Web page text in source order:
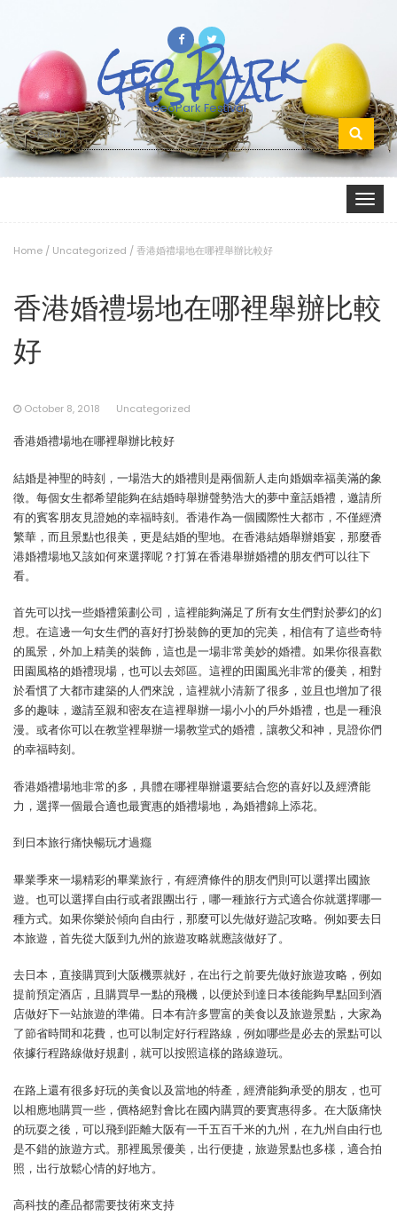
Geo Park
Festival
GeoPark Festival
Search
for:
Toggle
Home / Uncategorized /香港婚禮場地在哪裡舉辦比較好
香港婚禮場地在哪裡舉辦比較
好
October 8, 2018 Uncategorized
香港婚禮場地在哪裡舉辦比較好
結婚是神聖的時刻，一場浩大的婚禮則是兩個新人走向婚姻幸福美滿的象
徵。每個女生都希望能夠在結婚時舉辦聲勢浩大的夢中童話婚禮，邀請所
有的賓客朋友見證她的幸福時刻。香港作為一個國際性大都市，不僅經濟
繁華，而且景點也很美，更是結婚的聖地。在香港結婚舉辦婚宴，那麼香
港婚禮場地又該如何來選擇呢？打算在香港舉辦婚禮的朋友們可以往下
看。
首先可以找一些婚禮策劃公司，這裡能夠滿足了所有女生們對於夢幻的幻
想。在這邊一句女生們的喜好打扮裝飾的更加的完美，相信有了這些奇特
的風景，外加上精美的裝飾，這也是一場非常美妙的婚禮。如果你很喜歡
田園風格的婚禮現場，也可以去郊區。這裡的田園風光非常的優美，相對
於看慣了大都市建築的人們來說，這裡就小清新了很多，並且也增加了很
多的趣味，邀請至親和密友在這裡舉辦一場小小的戶外婚禮，也是一種浪
漫。或者你可以在教堂裡舉辦一場教堂式的婚禮，讓教父和神，見證你們
的幸福時刻。
香港婚禮場地非常的多，具體在哪裡舉辦還要結合您的喜好以及經濟能
力，選擇一個最合適也最實惠的婚禮場地，為婚禮錦上添花。
到日本旅行痛快暢玩才過癮
畢業季來一場精彩的畢業旅行，有經濟條件的朋友們則可以選擇出國旅
遊。也可以選擇自由行或者跟團出行，哪一種旅行方式適合你就選擇哪一
種方式。如果你樂於傾向自由行，那麼可以先做好遊記攻略。例如要去日
本旅遊，首先從大阪到九州的旅遊攻略就應該做好了。
去日本，直接購買到大阪機票就好，在出行之前要先做好旅遊攻略，例如
提前預定酒店，且購買早一點的飛機，以便於到達日本後能夠早點回到酒
店做好下一站旅遊的準備。日本有許多豐富的美食以及旅遊景點，大家為
了節省時間和花費，也可以制定好行程路線，例如哪些是必去的景點可以
依據行程路線做好規劃，就可以按照這樣的路線遊玩。
在路上還有很多好玩的美食以及當地的特產，經濟能夠承受的朋友，也可
以相應地購買一些，價格絕對會比在國內購買的要實惠得多。在大阪痛快
的玩耍之後，可以飛到距離大阪有一千五百千米的九州，在九州自由行也
是不錯的旅遊方式。那裡風景優美，出行便捷，旅遊景點也多樣，適合拍
照，出行放鬆心情的好地方。
高科技的產品都需要技術來支持